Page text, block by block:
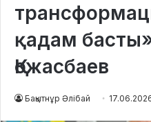
қадам
Қожасбаев
Бақытнұр Әлібай